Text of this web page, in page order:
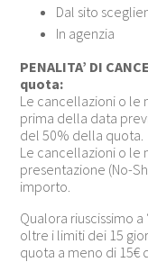
Dal sito
In agenzia
PENALITA’ DI
quota:
Le cancellazioni o le
prima della data
del 50% della quota.
Le cancellazioni o le
presentazione (No-
importo.
Qualora riuscissimo
oltre i limiti dei 15
quota a meno di 15€